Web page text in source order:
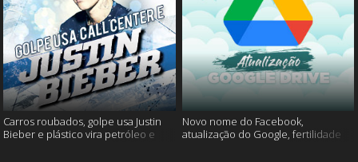
Carros roubados, golpe usa Justin
Bieber e plástico vira petróleo e
Novo nome do Facebook,
atualização do Google, fertilidade